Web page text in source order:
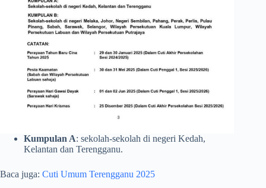
Kumpulan A: sekolah-sekolah di negeri Kedah,
Kelantan dan Terengganu.
Baca juga: Cuti Umum Terengganu 2025